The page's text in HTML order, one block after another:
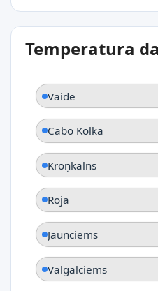
Temperatura
Vaide
Cabo Kolka
Kroņkalns
Roja
Jaunciems
Valgalciems